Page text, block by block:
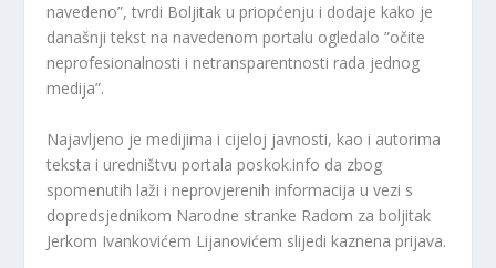
navedeno”, tvrdi Boljitak u priopćenju i dodaje kako je
današnji tekst na navedenom portalu ogledalo ”očite
neprofesionalnosti i netransparentnosti rada jednog
medija”.
Najavljeno je medijima i cijeloj javnosti, kao i autorima
teksta i uredništvu portala poskok.info da zbog
spomenutih laži i neprovjerenih informacija u vezi s
dopredsjednikom Narodne stranke Radom za boljitak
Jerkom Ivankovićem Lijanovićem slijedi kaznena prijava.